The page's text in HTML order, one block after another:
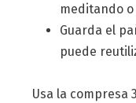
meditando
Guarda el
puede
Usa la compresa